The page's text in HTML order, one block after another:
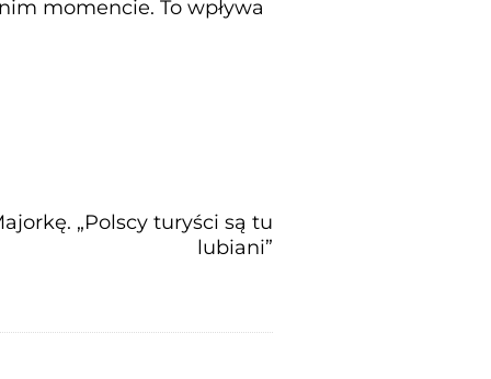
momencie. To wpływa
„Polscy turyści są tu
lubiani”